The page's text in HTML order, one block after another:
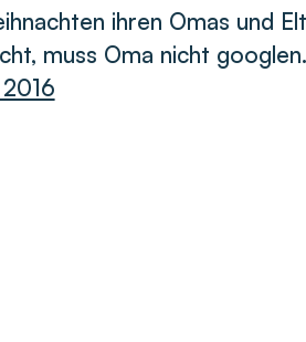
ihren Omas und
muss Oma nicht